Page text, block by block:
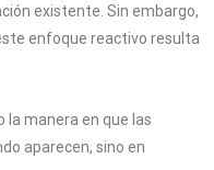
existente. Sin embargo,
enfoque reactivo resulta
la manera en que las
aparecen, sino en